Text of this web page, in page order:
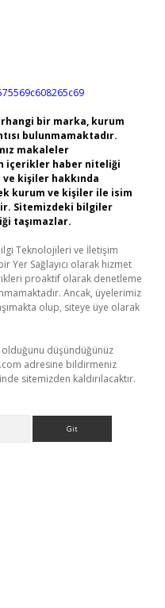
bir marka, kurum
bulunmamaktadır.
makaleler
içerikler haber niteliği
kişiler hakkında
kurum ve kişiler ile isim
Sitemizdeki bilgiler
taşımazlar.
Teknolojileri ve İletişim
Yer Sağlayıcı olarak hizmet
proaktif olarak denetleme
Ancak, üyelerimiz
olup, siteye üye olarak
olduğunu düşündüğünüz
adresine bildirmeniz
sitemizden kaldırılacaktır.